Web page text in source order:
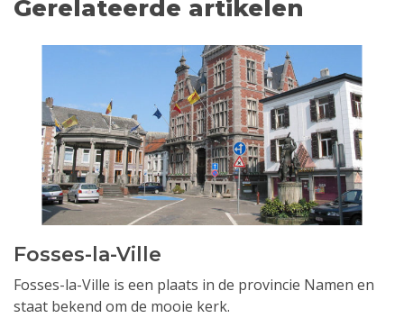
Gerelateerde artikelen
Fosses-la-Ville
Fosses-la-Ville is een plaats in de provincie Namen en
staat bekend om de mooie kerk.